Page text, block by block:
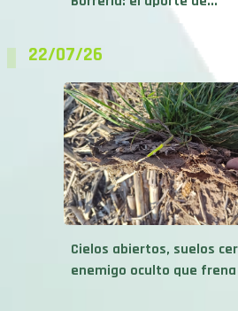
22/07/26
Cielos abiertos, suelos
enemigo oculto que frena